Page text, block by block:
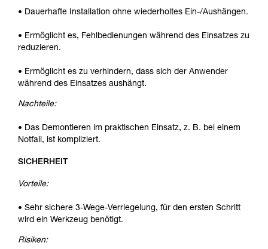
• Dauerhafte Installation ohne wiederholtes Ein-/Aushängen.
• Ermöglicht es, Fehlbedienungen während des Einsatzes zu
reduzieren.
• Ermöglicht es zu verhindern, dass sich der Anwender
während des Einsatzes aushängt.
Nachteile:
• Das Demontieren im praktischen Einsatz, z. B. bei einem
Notfall, ist kompliziert.
SICHERHEIT
Vorteile:
• Sehr sichere 3-Wege-Verriegelung, für den ersten Schritt
wird ein Werkzeug benötigt.
Risiken: